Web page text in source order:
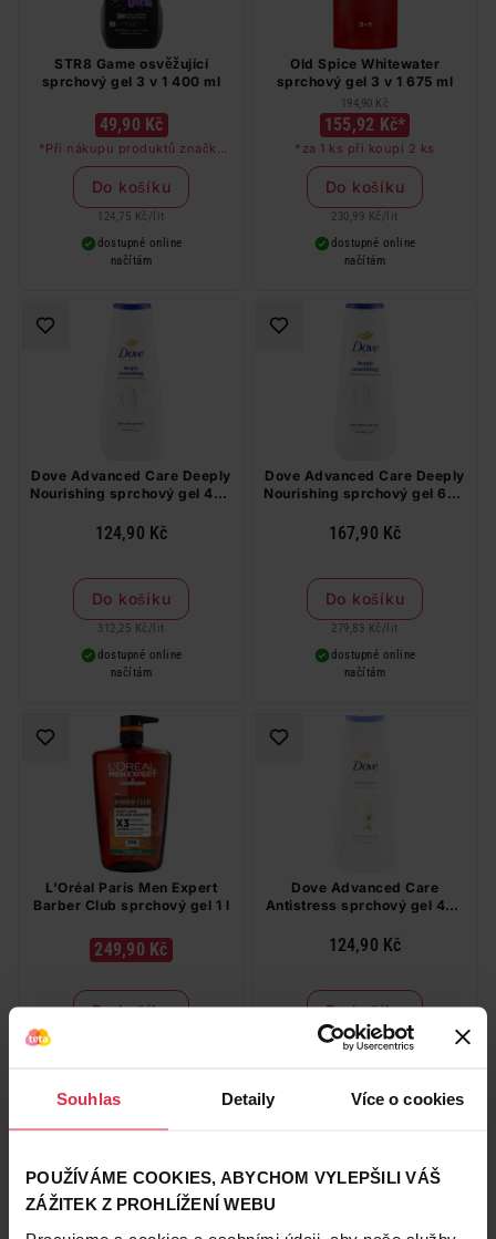
Souhlas Detaily Více o cookies
POUŽÍVÁME COOKIES, ABYCHOM VYLEPŠILI VÁŠ
ZÁŽITEK Z PROHLÍŽENÍ WEBU
STR8 Game osvěžující
sprchový gel 3 v 1 400 ml
49,90 Kč
*Při nákupu produktů značky
STR8 v hodnotě nad 249 Kč
dostanete deodorant STR8 Red
Code jako dárek
Do košíku
124,75 Kč / lit
dostupné online
načítám
Old Spice Whitewater
sprchový gel 3 v 1 675 ml
194,90 Kč
155,92 Kč*
*za 1 ks při koupi 2 ks
Do košíku
230,99 Kč / lit
dostupné online
načítám
Dove Advanced Care Deeply
Nourishing sprchový gel 400
124,90 Kč
Do košíku
312,25 Kč / lit
dostupné online
načítám
Dove Advanced Care Deeply
Nourishing sprchový gel 600
167,90 Kč
Do košíku
279,83 Kč / lit
dostupné online
načítám
L'Oréal Paris Men Expert
Barber Club sprchový gel 1 l
249,90 Kč
Do košíku
Dove Advanced Care
Antistress sprchový gel 400
124,90 Kč
Do košíku
312,25 Kč/lit